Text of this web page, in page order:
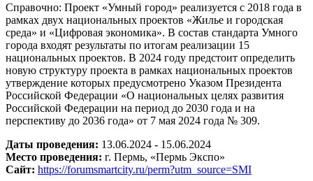
Справочно: Проект «Умный город» реализуется с 2018 года в
рамках двух национальных проектов «Жилье и городская
среда» и «Цифровая экономика». В состав стандарта Умного
города входят результаты по итогам реализации 15
национальных проектов. В 2024 году предстоит определить
новую структуру проекта в рамках национальных проектов
утверждение которых предусмотрено Указом Президента
Российской Федерации «О национальных целях развития
Российской Федерации на период до 2030 года и на
перспективу до 2036 года» от 7 мая 2024 года № 309.
Даты проведения: 13.06.2024 - 15.06.2024
Место проведения: г. Пермь, «Пермь Экспо»
Сайт: https://forumsmartcity.ru/perm?utm_source=SMI